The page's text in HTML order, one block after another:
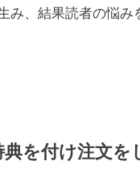
み、結果読者の悩み
典を付け注文